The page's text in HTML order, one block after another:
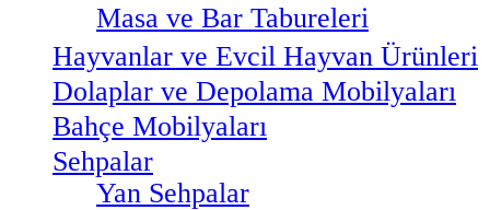
Masa ve Bar Tabureleri
Hayvanlar ve Evcil Hayvan Ürünleri
Dolaplar ve Depolama Mobilyaları
Bahçe Mobilyaları
Sehpalar
Yan Sehpalar